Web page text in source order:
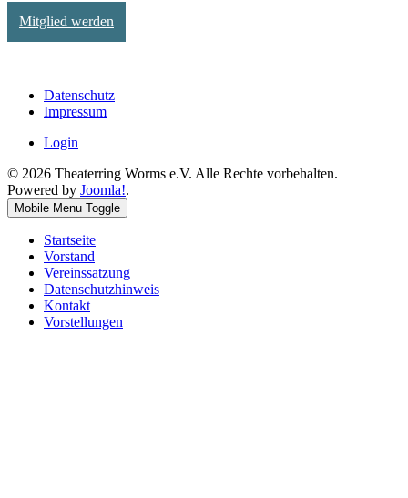
Mitglied werden
Datenschutz
Impressum
Login
© 2026 Theaterring Worms e.V. Alle Rechte vorbehalten.
Powered by Joomla!.
Mobile Menu Toggle
Startseite
Vorstand
Vereinssatzung
Datenschutzhinweis
Kontakt
Vorstellungen